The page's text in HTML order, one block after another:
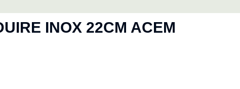
INOX 22CM ACEM